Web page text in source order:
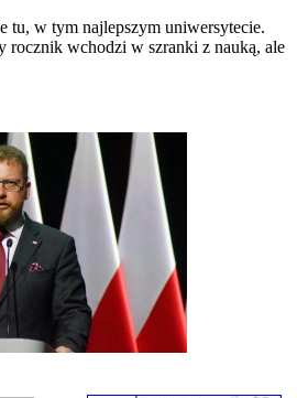
tu, w tym najlepszym uniwersytecie.
rocznik wchodzi w szranki z nauką, ale